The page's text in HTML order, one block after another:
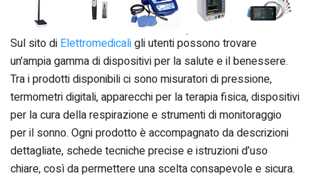
Sul sito di Elettromedicaligli utenti possono trovare
un’ampia gamma di dispositivi per la salute e il benessere.
Tra i prodotti disponibili ci sono misuratori di pressione,
termometri digitali, apparecchi per la terapia fisica, dispositivi
per la cura della respirazione e strumenti di monitoraggio
per il sonno. Ogni prodotto è accompagnato da descrizioni
dettagliate, schede tecniche precise e istruzioni d’uso
chiare, così da permettere una scelta consapevole e sicura.